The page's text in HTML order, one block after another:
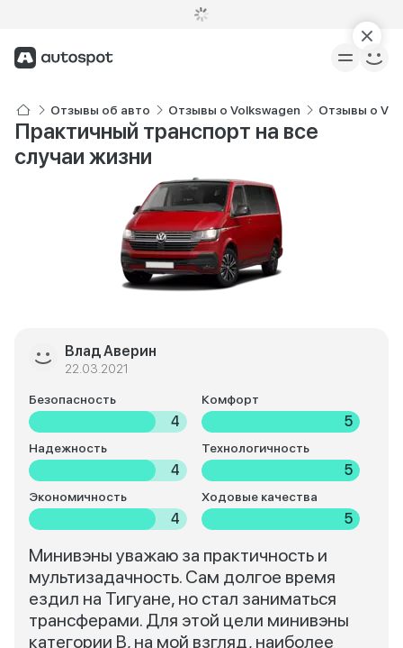
Отзывы об авто Отзывы о Volkswagen Отзывы о
Практичный транспорт на все
случаи жизни
Влад Аверин
22.03.2021
Безопасность
4
Комфорт
5
Надежность
4
Технологичность
5
Экономичность
4
Ходовые качества
5
Минивэны уважаю за практичность и
мультизадачность. Сам долгое время
ездил на Тигуане, но стал заниматься
трансферами. Для этой цели минивэны
категории В, на мой взгляд, наиболее